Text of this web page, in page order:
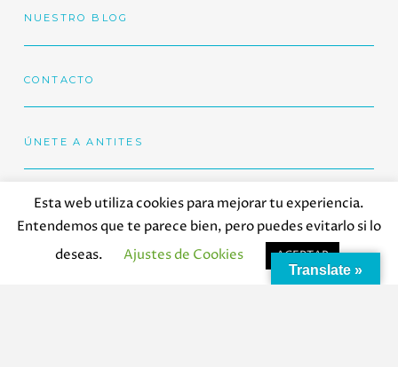
NUESTRO BLOG
CONTACTO
ÚNETE A ANTITES
Esta web utiliza cookies para mejorar tu experiencia.
Entendemos que te parece bien, pero puedes evitarlo si lo
deseas.
Ajustes de Cookies ACEPTAR
Translate »